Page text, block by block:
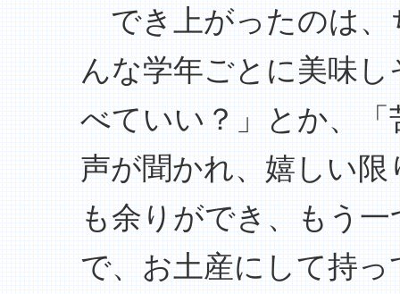
でき上がったのは、
んな学年ごとに美味
べていい？」とか、
声が聞かれ、嬉しい
も余りができ、もう
で、お土産にして持